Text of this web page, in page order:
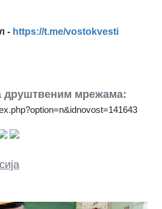
- https://t.me/vostokvesti
друштвеним мрежама: